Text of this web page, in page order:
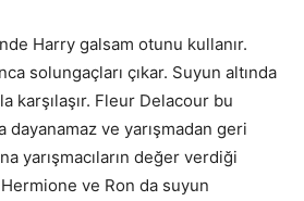
Harry galsam otunu kullanır.
solungaçları çıkar. Suyun altında
karşılaşır. Fleur Delacour bu
ve yarışmadan geri
yarışmacıların değer verdiği
ve Ron da suyun